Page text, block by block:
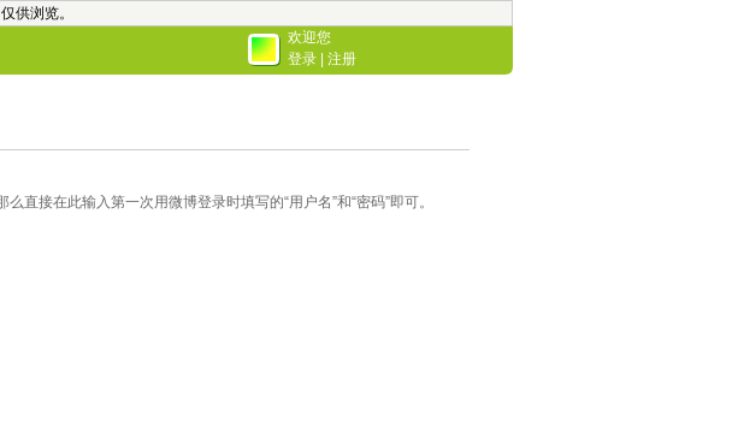
供浏览。
欢迎您
登录
注册
接在此输入第一次用微博登录时填写的“用户名”和“密码”即可。